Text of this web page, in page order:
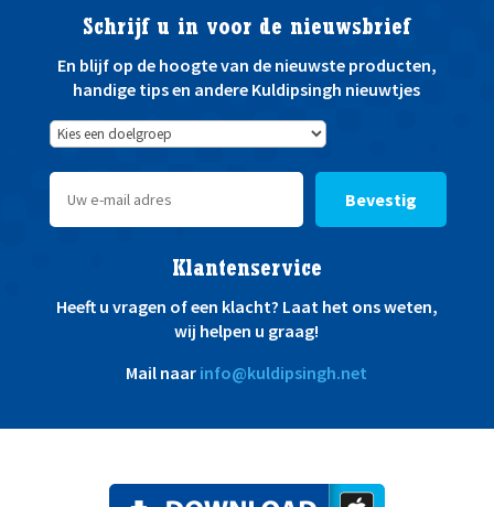
Schrijf u in voor de nieuwsbrief
En blijf op de hoogte van de nieuwste producten,
handige tips en andere Kuldipsingh nieuwtjes
Bevestig
Klantenservice
Heeft u vragen of een klacht? Laat het ons weten,
wij helpen u graag!
Mail naar info@kuldipsingh.net